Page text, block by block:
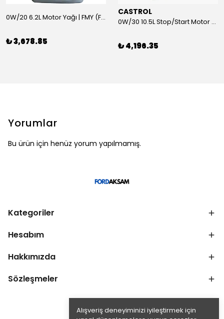
Alışveriş deneyiminizi iyileştirmek için
0W/20 6.2L Motor Yağı | FMY (Ford Motor Yağları)
₺ 3,678.85
CASTROL
0W/30 10.5L Stop/Start Motor Yağı | CASTROL
₺ 4,196.35
Yorumlar
Bu ürün için henüz yorum yapılmamış.
Kategoriler
Hesabım
Hakkımızda
Sözleşmeler